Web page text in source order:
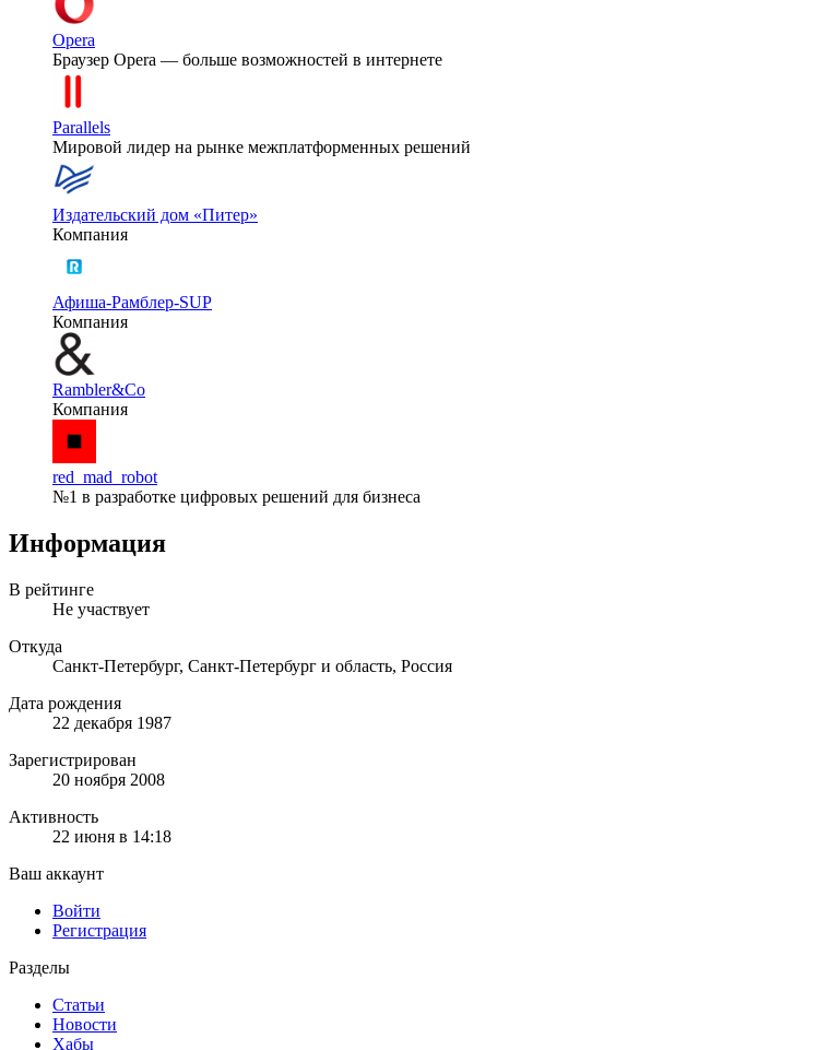
Opera
Браузер Opera — больше возможностей в интернете
Parallels
Мировой лидер на рынке межплатформенных решений
Издательский дом «Питер»
Компания
Афиша-Рамблер-SUP
Компания
Rambler&Co
Компания
red_mad_robot
№1 в разработке цифровых решений для бизнеса
Информация
В рейтинге
Не участвует
Откуда
Санкт-Петербург, Санкт-Петербург и область, Россия
Дата рождения
22 декабря 1987
Зарегистрирован
20 ноября 2008
Активность
22 июня в 14:18
Ваш аккаунт
Войти
Регистрация
Разделы
Статьи
Новости
Хабы